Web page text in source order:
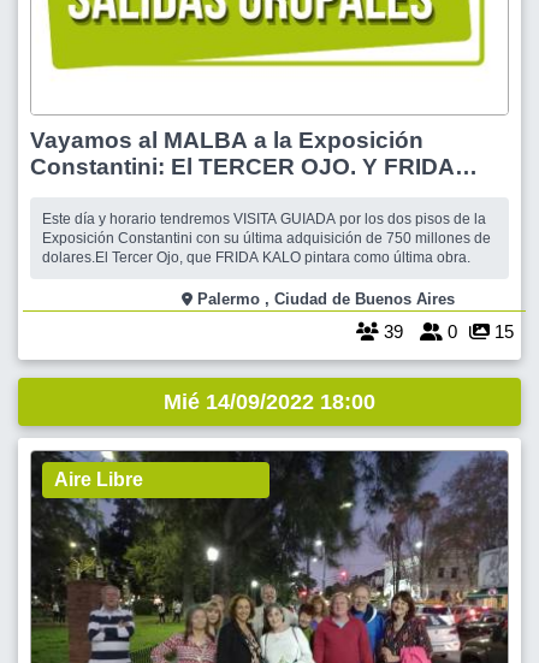
Vayamos al MALBA a la Exposición
Constantini: El TERCER OJO. Y FRIDA
Este día y horario tendremos VISITA GUIADA por los dos pisos de la
Exposición Constantini con su última adquisición de 750 millones de
dolares.El Tercer Ojo, que FRIDA KALO pintara como última obra.
Palermo , Ciudad de Buenos Aires
39 0 15
Mié 14/09/2022 18:00
Aire Libre